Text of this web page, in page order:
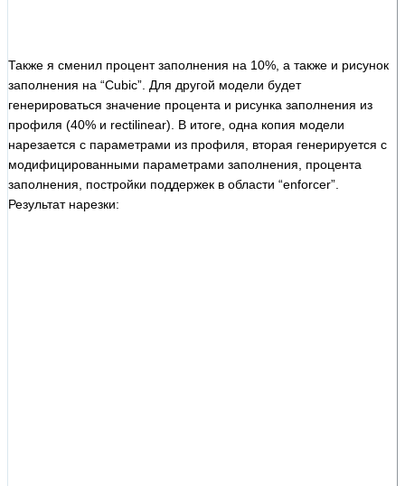
Также я сменил процент заполнения на 10%, а также и рисунок
заполнения на “Cubic”. Для другой модели будет
генерироваться значение процента и рисунка заполнения из
профиля (40% и rectilinear). В итоге, одна копия модели
нарезается с параметрами из профиля, вторая генерируется с
модифицированными параметрами заполнения, процента
заполнения, постройки поддержек в области “enforcer”.
Результат нарезки: